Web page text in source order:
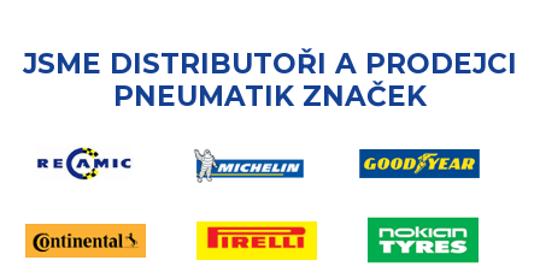
JSME DISTRIBUTOŘI A PRODEJCI
PNEUMATIK ZNAČEK